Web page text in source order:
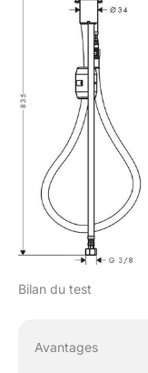
Bilan du test
Avantages